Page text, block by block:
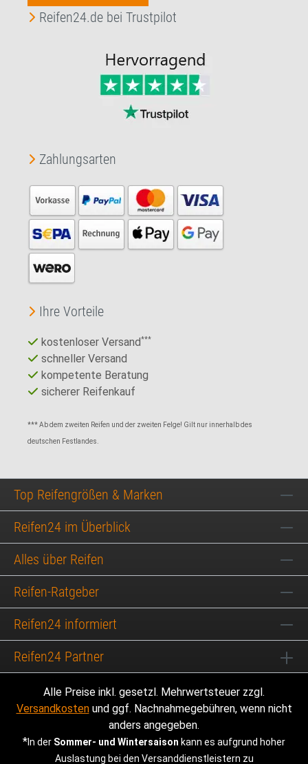
Reifen24.de bei Trustpilot
Zahlungsarten
Ihre Vorteile
kostenloser Versand***
schneller Versand
kompetente Beratung
sicherer Reifenkauf
*** Ab dem zweiten Reifen und der zweiten Felge! Gilt nur innerhalb des
deutschen Festlandes.
Top Reifengrößen & Marken
Reifen24 im Überblick
Alles über Reifen
Reifen-Ratgeber
Reifen24 informiert
Reifen24 Partner
Alle Preise inkl. gesetzl. Mehrwertsteuer zzgl.
Versandkostenund ggf. Nachnahmegebühren, wenn nicht
anders angegeben.
*In der Sommer- und Wintersaison kann es aufgrund hoher
Auslastung bei den Versanddienstleistern zu